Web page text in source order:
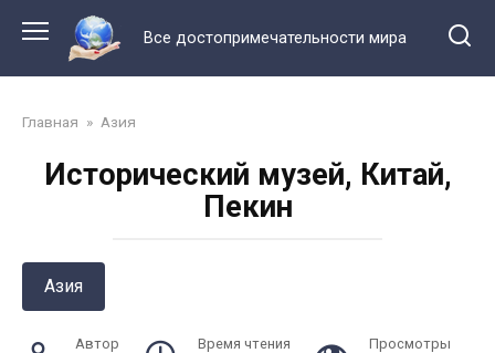
контенту
Все достопримечательности мира
Главная » Азия
Исторический музей, Китай,
Пекин
Азия
Автор Время чтения Просмотры